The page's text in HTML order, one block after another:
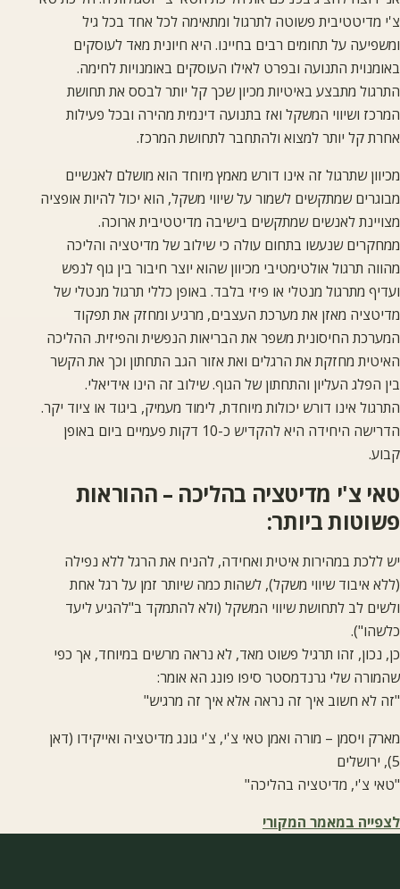
צ'י מדיטטיבית פשוטה לתרגול ומתאימה לכל אחד בכל גיל
ומשפיעה על תחומים רבים בחיינו. היא חיונית מאד לעוסקים
באומנוית התנועה ובפרט לאילו העוסקים באומנויות לחימה.
התרגול מתבצע באיטיות מכיון שכך קל יותר לבסס את תחושת
המרכז ושיווי המשקל ואז בתנועה דינמית מהירה ובכל פעילות
אחרת קל יותר למצוא ולהתחבר לתחושת המרכז.
מכיוון שתרגול זה אינו דורש מאמץ מיוחד הוא מושלם לאנשיים
מבוגרים שמתקשים לשמור על שיווי משקל, הוא יכול להיות אופציה
מצויינת לאנשים שמתקשים בישיבה מדיטטיבית ארוכה.
ממחקרים שנעשו בתחום עולה כי שילוב של מדיטציה והליכה
מהווה תרגול אולטימטיבי מכיוון שהוא יוצר חיבור בין גוף לנפש
ועדיף מתרגול מנטלי או פיזי בלבד. באופן כללי תרגול מנטלי של
מדיטציה מאזן את מערכת העצבים, מרגיע ומחזק את תפקוד
המערכת החיסונית משפר את הבריאות הנפשית והפיזית. ההליכה
האיטית מחזקת את הרגלים ואת אזור הגב התחתון וכך את הקשר
בין הפלג העליון והתחתון של הגוף. שילוב זה הינו אידיאלי.
התרגול אינו דורש יכולות מיוחדת, לימוד מעמיק, ביגוד או ציוד יקר.
הדרישה היחידה היא להקדיש כ-10 דקות פעמיים ביום באופן
קבוע.
טאי צ'י מדיטציה בהליכה – ההוראות
פשוטות ביותר:
יש ללכת במהירות איטית ואחידה, להניח את הרגל ללא נפילה
(ללא איבוד שיווי משקל), לשהות כמה שיותר זמן על רגל אחת
ולשים לב לתחושת שיווי המשקל (ולא להתמקד ב"להגיע ליעד
כלשהו").
כן, נכון, זהו תרגיל פשוט מאד, לא נראה מרשים במיוחד, אך כפי
שהמורה שלי גרנדמסטר סיפו פונג הא אומר:
"זה לא חשוב איך זה נראה אלא איך זה מרגיש"
מארק ויסמן – מורה ואמן טאי צ'י, צ'י גונג מדיטציה ואייקידו (דאן
5), ירושלים
"טאי צ'י, מדיטציה בהליכה"
לצפייה במאמר המקורי